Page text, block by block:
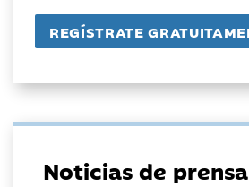
Noticias de prensa